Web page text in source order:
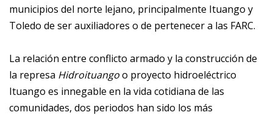
municipios del norte lejano, principalmente Ituango y
Toledo de ser auxiliadores o de pertenecer a las FARC.
La relación entre conflicto armado y la construcción de
la represa Hidroituangoo proyecto hidroeléctrico
Ituango es innegable en la vida cotidiana de las
comunidades, dos periodos han sido los más